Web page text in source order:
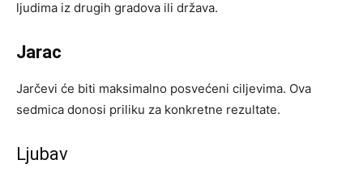
ljudima iz drugih gradova ili država.
Jarac
Jarčevi će biti maksimalno posvećeni ciljevima. Ova
sedmica donosi priliku za konkretne rezultate.
Ljubav